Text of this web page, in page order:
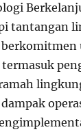
tantangan